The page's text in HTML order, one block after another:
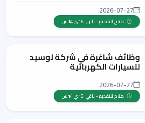
2026-07-27
متاح للتقديم - باقي: 16ي 14س
وظائف شاغرة في شركة لوسيد
للسيارات الكهربائية
2026-07-27
متاح للتقديم - باقي: 16ي 14س